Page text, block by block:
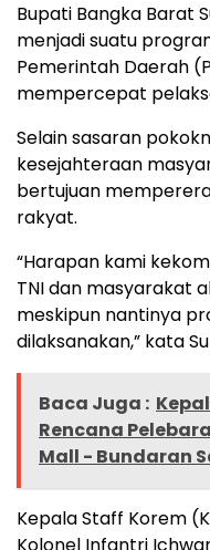
Bupati Bangka Barat
menjadi suatu
Pemerintah Daerah
mempercepat
Selain sasaran
kesejahteraan
bertujuan
rakyat.
“Harapan kami
TNI dan masyarakat
meskipun nantinya
dilaksanakan,” kata
Baca Juga :
Rencana
Mall - Bundaran
Kepala Staff Korem